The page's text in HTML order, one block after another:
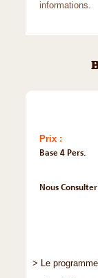
informations.
Prix :
Base 4 Pers.
Nous Consulter
> Le